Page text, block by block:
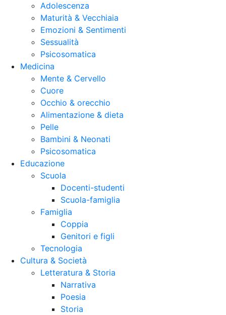
Adolescenza
Maturità & Vecchiaia
Emozioni & Sentimenti
Sessualità
Psicosomatica
Medicina
Mente & Cervello
Cuore
Occhio & orecchio
Alimentazione & dieta
Pelle
Bambini & Neonati
Psicosomatica
Educazione
Scuola
Docenti-studenti
Scuola-famiglia
Famiglia
Coppia
Genitori e figli
Tecnologia
Cultura & Società
Letteratura & Storia
Narrativa
Poesia
Storia